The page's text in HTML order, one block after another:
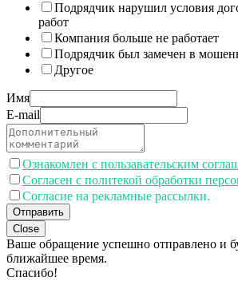
Подрядчик нарушил условия
работ
Компания больше не работает
Подрядчик был замечен в
Другое
Имя
E-mail
Ознакомлен с пользавательским
Согласен с политекой обработки
Согласие на рекламные рассылки.
Отправить
Close
Ваше обращение успешно отправлено и
ближайшее время.
Спасибо!